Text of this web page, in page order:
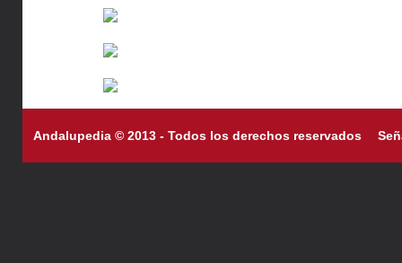
Andalupedia © 2013 - Todos los derechos reservados